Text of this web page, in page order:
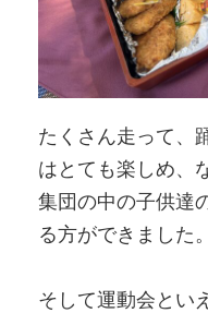
たくさん走って、
はとても楽しめ、
集団の中の子供達
る方ができました。
そして運動会とい